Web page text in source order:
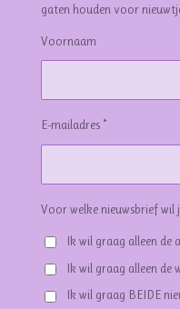
gaten houden voor
Voornaam
E-mailadres *
Voor welke nieuwsbrief wil
Ik wil graag alleen de
Ik wil graag alleen de
Ik wil graag BEIDE